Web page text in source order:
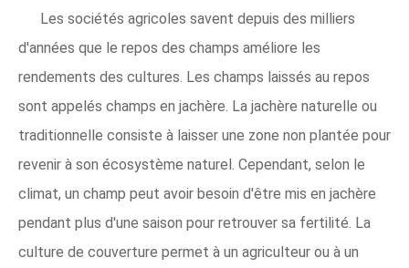
Les sociétés agricoles savent depuis des milliers
d'années que le repos des champs améliore les
rendements des cultures. Les champs laissés au repos
sont appelés champs en jachère. La jachère naturelle ou
traditionnelle consiste à laisser une zone non plantée pour
revenir à son écosystème naturel. Cependant, selon le
climat, un champ peut avoir besoin d'être mis en jachère
pendant plus d'une saison pour retrouver sa fertilité. La
culture de couverture permet à un agriculteur ou à un